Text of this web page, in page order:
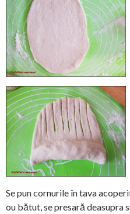
Se pun cornurile în tava
ou bătut, se presară deasupra